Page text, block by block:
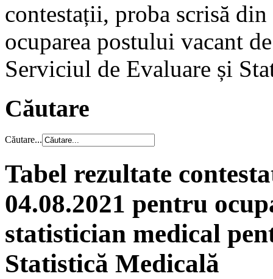
contestații, proba scrisă
ocuparea postului vacant
Serviciul de Evaluare și
Căutare
Căutare...
Tabel rezultate
04.08.2021 pentru
statistician medical
Statistică Medicală